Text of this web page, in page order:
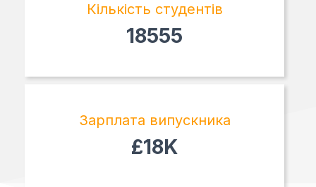
Кількість студентів
18555
Зарплата випускника
£18K